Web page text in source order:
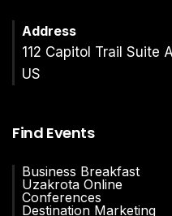
Address
112 Capitol Trail Suite
US
Find Events
Business Breakfast
Uzakrota Online
Conferences
Destination Marketing